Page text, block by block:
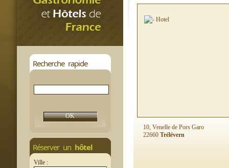
Recherche rapide
Réserver un hôtel
Ville :
10, Venelle de Pors Garo
22660 Trélévern